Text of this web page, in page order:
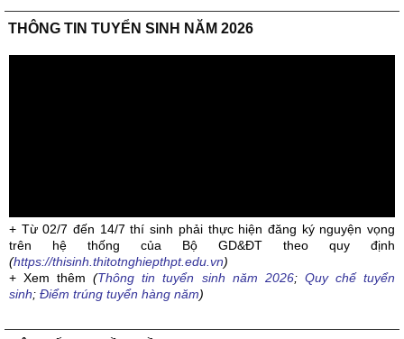
THÔNG TIN TUYỂN SINH NĂM 2026
+ Từ 02/7 đến 14/7 thí sinh phải thực hiện đăng ký nguyện vọng
trên hệ thống của Bộ GD&ĐT theo quy định
(https://thisinh.thitotnghiepthpt.edu.vn)
+ Xem thêm(Thông tin tuyển sinh năm 2026; Quy chế tuyển
sinh; Điểm trúng tuyển hàng năm)